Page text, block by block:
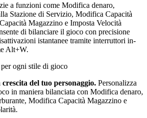
a funzioni come Modifica denaro,
Stazione di Servizio, Modifica Capacità
Magazzino e Imposta Velocità
di bilanciare il gioco con precisione
istantanee tramite interruttori in-
Alt+W.
ogni stile di gioco
del tuo personaggio. Personalizza
in maniera bilanciata con Modifica denaro,
Modifica Capacità Magazzino e